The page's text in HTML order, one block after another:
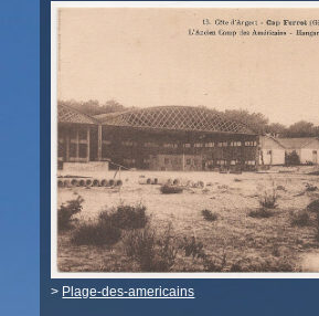
> Plage-des-americains